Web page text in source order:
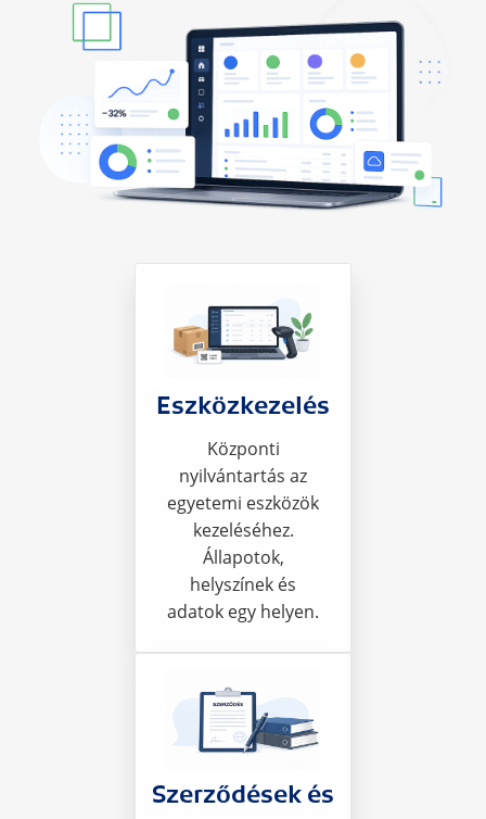
Eszközkezelés
Központi
nyilvántartás az
egyetemi eszközök
kezeléséhez.
Állapotok,
helyszínek és
adatok egy helyen.
Szerződések és